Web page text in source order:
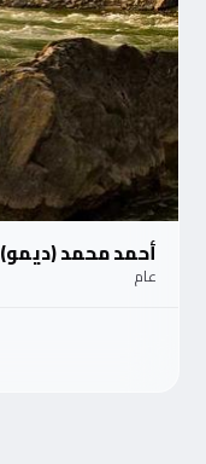
أحمد محمد (ديمو)
عام